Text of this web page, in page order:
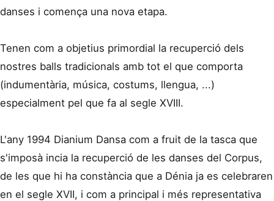
danses i comença una nova etapa.
Tenen com a objetius primordial la recuperció dels
nostres balls tradicionals amb tot el que comporta
(indumentària, música, costums, llengua, ...)
especialment pel que fa al segle XVIII.
L'any 1994 Dianium Dansa com a fruit de la tasca que
s'imposà incia la recuperció de les danses del Corpus,
de les que hi ha constància que a Dénia ja es celebraren
en el segle XVII, i com a principal i més representativa